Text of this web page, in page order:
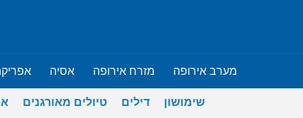
מערב אירופה מזרח אירופה אסיה
שימושון דילים טיולים מאורגנים